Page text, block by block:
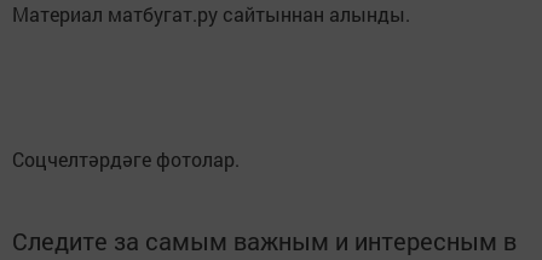
Материал матбугат.ру сайтыннан алынды.
Соцчелтәрдәге фотолар.
Следите за самым важным и интересным в